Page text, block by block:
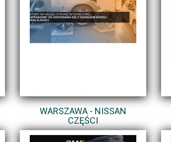
WARSZAWA - NISSAN
CZĘŚCI